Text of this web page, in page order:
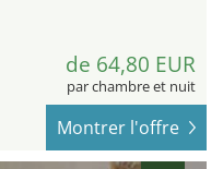
de 64,80 EUR
par chambre et nuit
Montrer l'offre